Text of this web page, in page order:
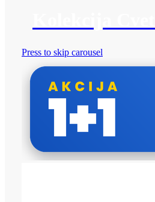
Press to skip carousel